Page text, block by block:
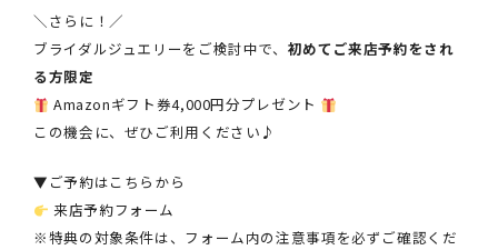
＼さらに！／
ブライダルジュエリーをご検討中で、 初めてご来店予約をされ
る方限定
Amazonギフト券4,000円分プレゼント
この機会に、ぜひご利用ください♪
▼ご予約はこちらから
来店予約フォーム
※特典の対象条件は、フォーム内の注意事項を必ずご確認くだ